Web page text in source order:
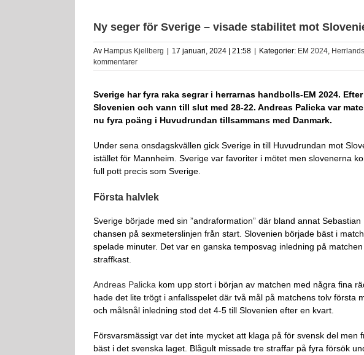
Ny seger för Sverige – visade stabilitet mot
Av Hampus Kjellberg | 17 januari, 2024 | 21:58 | Kategorier: EM 2024,
kommentarer
Sverige har fyra raka segrar i herrarnas handbolls-EM 2024.
Slovenien och vann till slut med 28-22. Andreas Palicka var
nu fyra poäng i Huvudrundan tillsammans med Danmark.
Under sena onsdagskvällen gick Sverige in till Huvudrundan mot
istället för Mannheim. Sverige var favoriter i mötet men slovenerna
full pott precis som Sverige.
Första halvlek
Sverige började med sin ”andraformation” där bland annat
chansen på sexmeterslinjen från start. Slovenien började bäst i
spelade minuter. Det var en ganska temposvag inledning på
straffkast.
Andreas Palicka kom upp stort i början av matchen med några fina
hade det lite trögt i anfallsspelet där två mål på matchens tolv första
och målsnål inledning stod det 4-5 till Slovenien efter en kvart.
Försvarsmässigt var det inte mycket att klaga på för svensk del men
bäst i det svenska laget. Blågult missade tre straffar på fyra försök